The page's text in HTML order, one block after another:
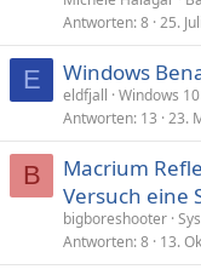
Antworten 8 25.
E Windows
eldfjall Windows 10
Antworten 13 23.
B
Macrium
Versuch eine
bigboreshooter
Antworten 8 13.